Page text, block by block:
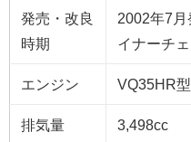
発売・改良
時期
2002年7
イナーチ
エンジン VQ35HR
排気量 3,498cc